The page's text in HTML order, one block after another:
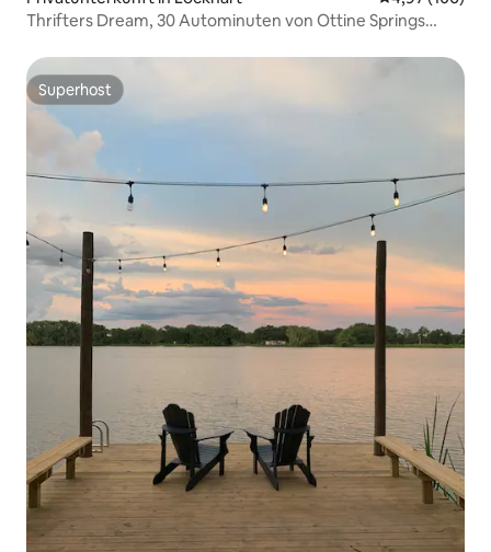
Thrifters Dream, 30 Autominuten von Ottine Springs
Superhost
Superhost